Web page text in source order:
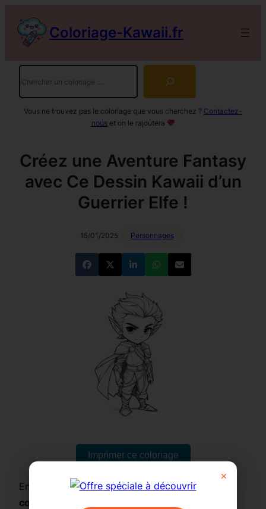
contenu
Coloriage-Kawaii.fr
Vous ne trouvez pas le coloriage que vous cherchez ? Contactez-
nouset on le rajoutera
Créez une Aventure Fantasy
avec Ce Dessin Kawaii d’un
Guerrier Elfe !
15/01/2025 Personnages
Imprimer ce coloriage
Entrez dans l’universfantasy kawaiiavec ce
coloriage chibi
×